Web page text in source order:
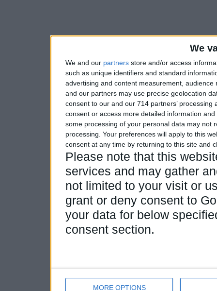
We
We and our partners store and/or access
such as unique identifiers and standard
advertising and content measurement,
and our partners may use precise geolocation
consent to our and our 714 partners’
consent or access more detailed information
some processing of your personal data may not
processing. Your preferences will apply to this
consent at any time by returning to this site and
Please note that this
services and may gather
not limited to your visit or
grant or deny consent to
your data for below
consent section.
MORE OPTIONS